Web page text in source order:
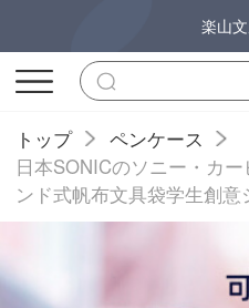
楽山
トップ
ペンケース
日本SONICのソニー・カ
ンド式帆布文具袋学生創